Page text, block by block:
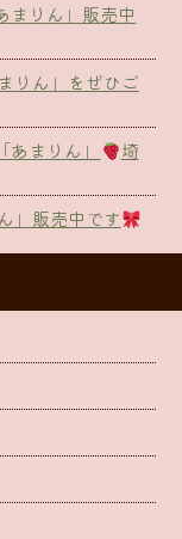
まりん」販売中
りん」をぜひご
まりん」
埼
」販売中です